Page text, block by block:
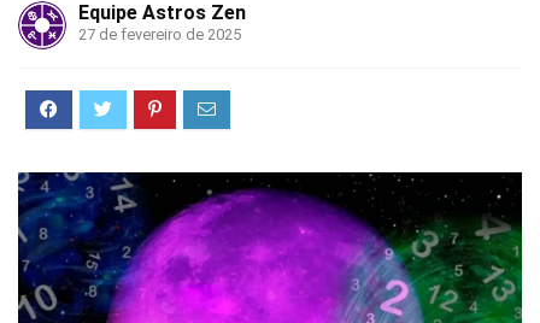
Equipe Astros Zen
27 de fevereiro de 2025